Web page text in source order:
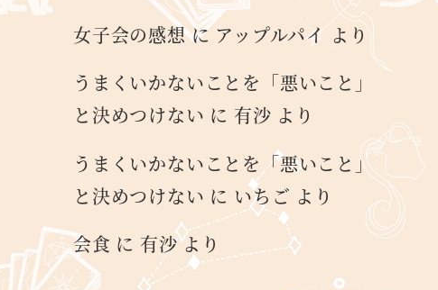
女子会の感想にアップルパイ より
うまくいかないことを「悪いこと」
と決めつけない に 有沙 より
うまくいかないことを「悪いこと」
と決めつけない に いちご より
会食 に 有沙より